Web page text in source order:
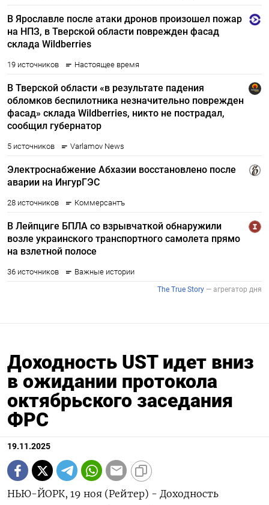
Доходность UST идет вниз
в ожидании протокола
октябрьского заседания
ФРС
19.11.2025
НЬЮ-ЙОРК, 19 ноя (Рейтер) - Доходность